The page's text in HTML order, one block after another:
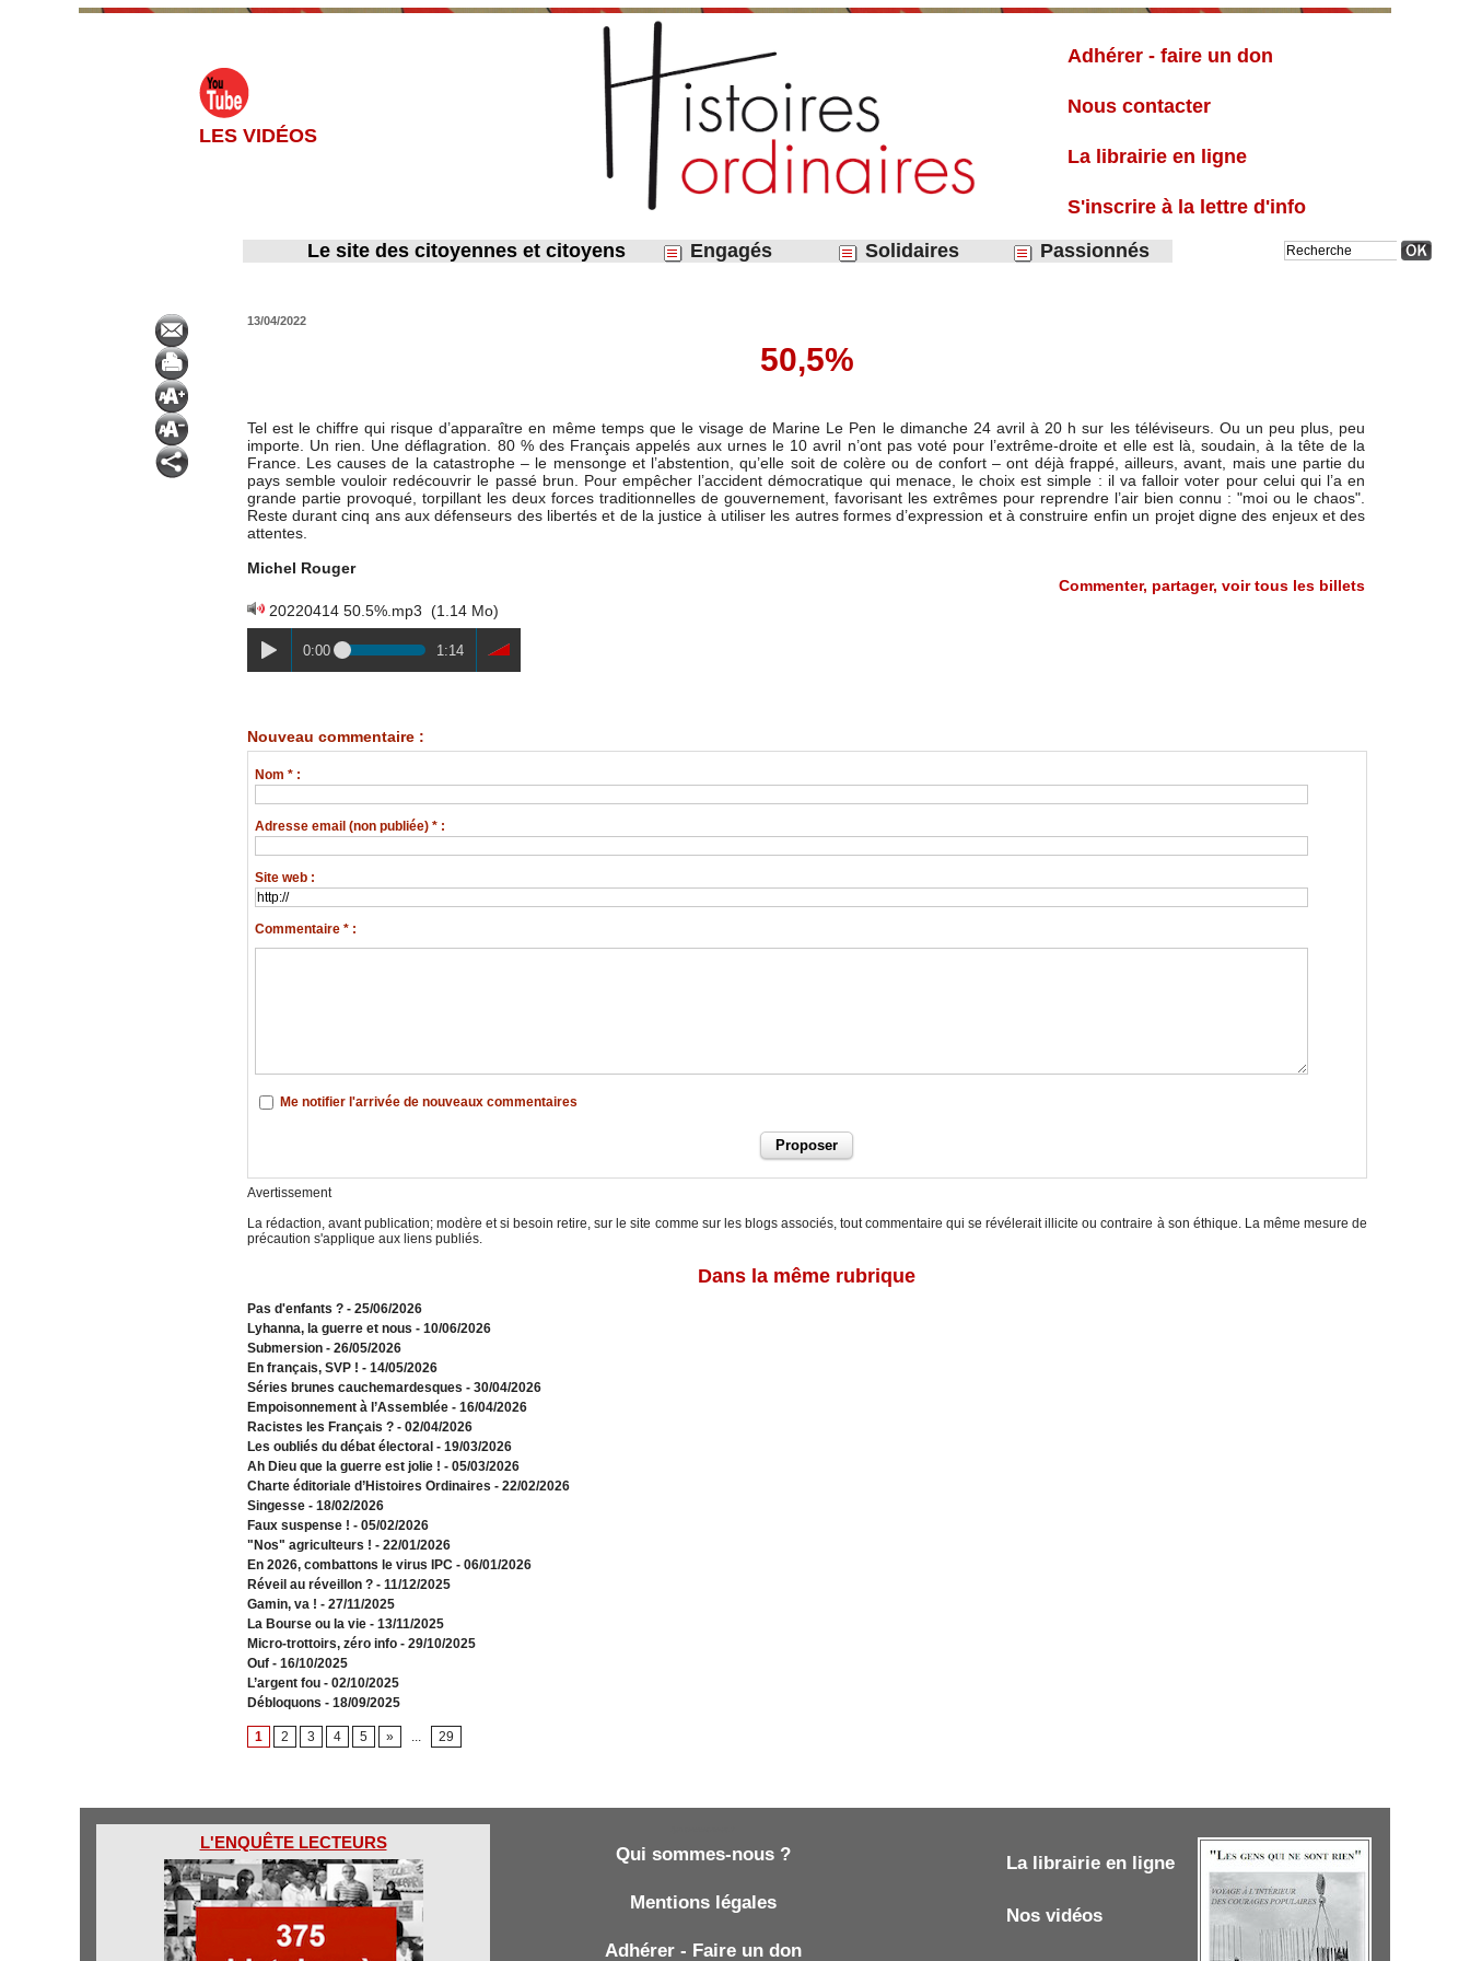
LES VIDÉOS
Adhérer - faire un don
Nous contacter
La librairie en ligne
S'inscrire à la lettre d'info
Le site des citoyennes et citoyens
Engagés Solidaires Passionnés
13/04/2022
50,5%
Tel est le chiffre qui risque d’apparaître en même temps que le visage de Marine Le Pen le dimanche 24 avril à 20 h sur les téléviseurs. Ou un peu plus, peu
importe. Un rien. Une déflagration. 80 % des Français appelés aux urnes le 10 avril n’ont pas voté pour l’extrême-droite et elle est là, soudain, à la tête de la
France. Les causes de la catastrophe – le mensonge et l’abstention, qu’elle soit de colère ou de confort – ont déjà frappé, ailleurs, avant, mais une partie du
pays semble vouloir redécouvrir le passé brun. Pour empêcher l’accident démocratique qui menace, le choix est simple : il va falloir voter pour celui qui l’a en
grande partie provoqué, torpillant les deux forces traditionnelles de gouvernement, favorisant les extrêmes pour reprendre l’air bien connu : "moi ou le chaos".
Reste durant cinq ans aux défenseurs des libertés et de la justice à utiliser les autres formes d’expression et à construire enfin un projet digne des enjeux et des
attentes.
Michel Rouger
Commenter, partager, voir tous les billets
20220414 50.5%.mp3 (1.14 Mo)
0:00 1:14
Nouveau commentaire :
Nom * :
Adresse email (non publiée) * :
Site web :
Commentaire * :
Me notifier l'arrivée de nouveaux commentaires
Avertissement
La rédaction, avant publication; modère et si besoin retire, sur le site comme sur les blogs associés, tout commentaire qui se révélerait illicite ou contraire à son éthique. La même mesure de
précaution s'applique aux liens publiés.
Dans la même rubrique
Pas d'enfants ? - 25/06/2026
​Lyhanna, la guerre et nous - 10/06/2026
Submersion - 26/05/2026
En français, SVP ! - 14/05/2026
​Séries brunes cauchemardesques - 30/04/2026
Empoisonnement à l’Assemblée­ - 16/04/2026
Racistes les Français ? - 02/04/2026
​Les oubliés du débat électoral - 19/03/2026
Ah Dieu que la guerre est jolie ! - 05/03/2026
Charte éditoriale d’Histoires Ordinaires - 22/02/2026
Singesse - 18/02/2026
Faux suspense ! - 05/02/2026
"Nos" agriculteurs ! - 22/01/2026
En 2026, combattons le virus IPC - 06/01/2026
Réveil au réveillon ? - 11/12/2025
Gamin, va ! - 27/11/2025
​La Bourse ou la vie - 13/11/2025
Micro-trottoirs, zéro info - 29/10/2025
Ouf - 16/10/2025
L’argent fou - 02/10/2025
Débloquons - 18/09/2025
1 2 3 4 5 » ... 29
L'ENQUÊTE LECTEURS
Qui sommes-nous ?
Mentions légales
Adhérer - Faire un don
La librairie en ligne
Nos vidéos